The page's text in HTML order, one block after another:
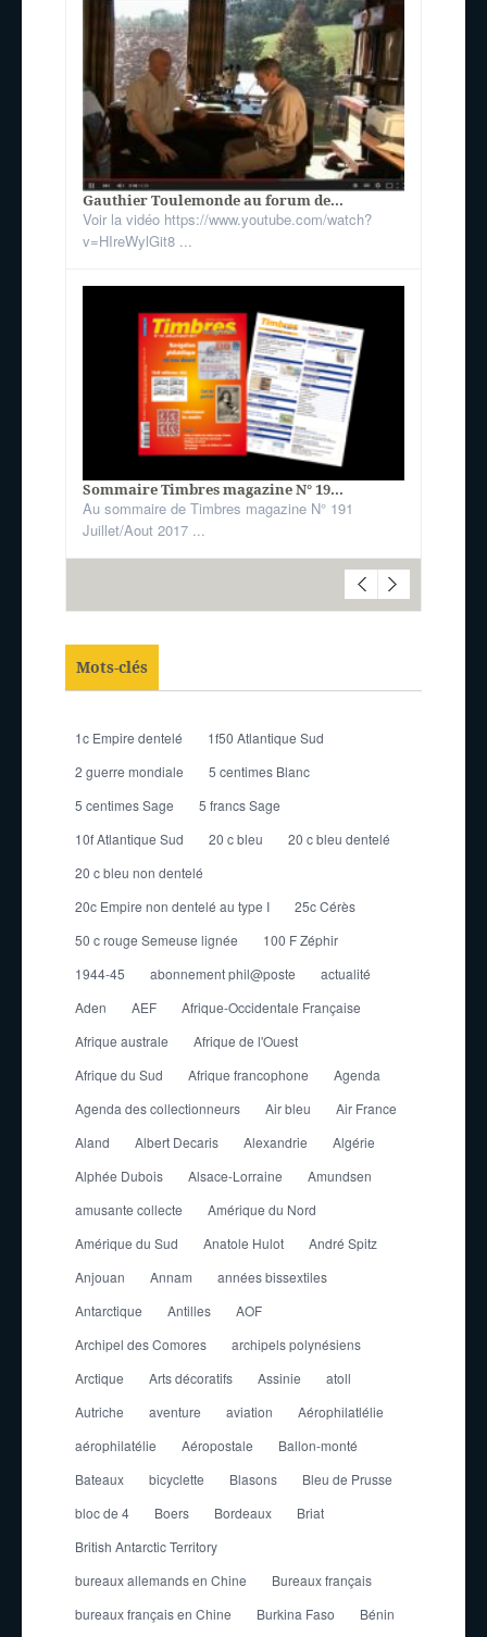
Gauthier Toulemonde au forum de...
Voir la vidéo https://www.youtube.com/watch?
v=HIreWylGit8 ...
Sommaire Timbres magazine N° 19...
Au sommaire de Timbres magazine N° 191
Juillet/Aout 2017 ...
Mots-clés
1c Empire dentelé
1f50 Atlantique Sud
2 guerre mondiale
5 centimes Blanc
5 centimes Sage
5 francs Sage
10f Atlantique Sud
20 c bleu
20 c bleu dentelé
20 c bleu non dentelé
20c Empire non dentelé au type I
25c Cérès
50 c rouge Semeuse lignée
100 F Zéphir
1944-45
abonnement phil@poste
actualité
Aden
AEF
Afrique-Occidentale Française
Afrique australe
Afrique de l'Ouest
Afrique du Sud
Afrique francophone
Agenda
Agenda des collectionneurs
Air bleu
Air France
Aland
Albert Decaris Alexandrie
Algérie
Alphée Dubois
Alsace-Lorraine
Amundsen
amusante collecte
Amérique du Nord
Amérique du Sud
Anatole Hulot
André Spitz
Anjouan
Annam
années bissextiles
Antarctique
Antilles
AOF
Archipel des Comores
archipels polynésiens
Arctique
Arts décoratifs Assinie
atoll
Autriche
aventure aviation
Aérophilatlélie
aérophilatélie
Aéropostale
Ballon-monté
Bateaux
bicyclette Blasons
Bleu de Prusse
bloc de 4
Boers Bordeaux
Briat
British Antarctic Territory
bureaux allemands en Chine
Bureaux français
bureaux français en Chine
Burkina Faso
Bénin